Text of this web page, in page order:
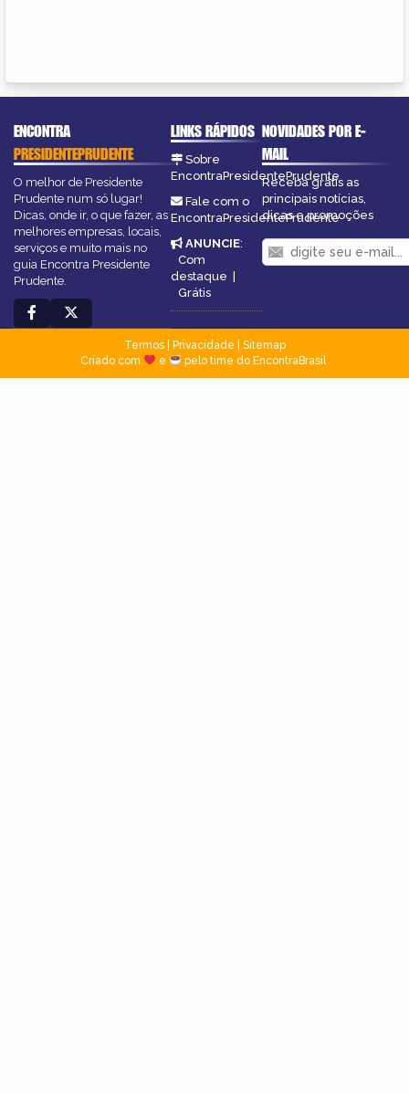
ENCONTRA
PRESIDENTEPRUDENTE
O melhor de Presidente
Prudente num só lugar!
Dicas, onde ir, o que fazer, as
melhores empresas, locais,
serviços e muito mais no
guia Encontra Presidente
Prudente.
LINKS RÁPIDOS
Sobre
EncontraPresidentePrudente
Fale com o
EncontraPresidentePrudente
ANUNCIE:
Com
destaque |
Grátis
NOVIDADES POR E-
MAIL
Receba grátis as
principais notícias,
dicas e promoções
Termos| Privacidade
Sitemap
Criado com
e pelo time do EncontraBrasil